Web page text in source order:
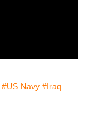
#US Navy #Iraq